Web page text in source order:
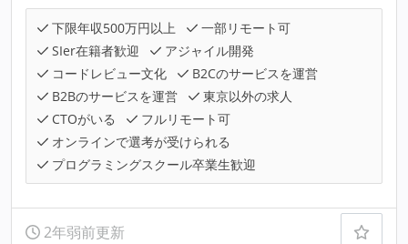
下限年収500万円以上
一部リモート可
SIer在籍者歓迎
アジャイル開発
コードレビュー文化
B2Cのサービスを運営
B2Bのサービスを運営
東京以外の求人
CTOがいる
フルリモート可
オンラインで選考が受けられる
プログラミングスクール卒業生歓迎
2年弱前更新